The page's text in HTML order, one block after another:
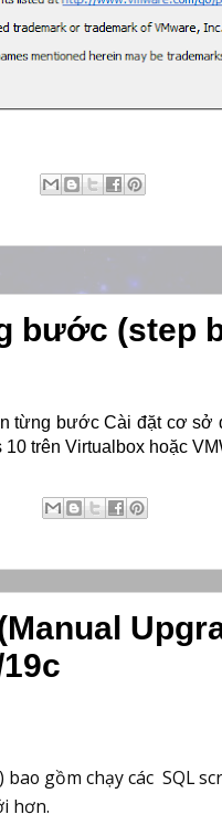
bước (step
từng bước Cài đặt cơ sở
trên Virtualbox hoặc
gồm chạy các SQL
hơn.